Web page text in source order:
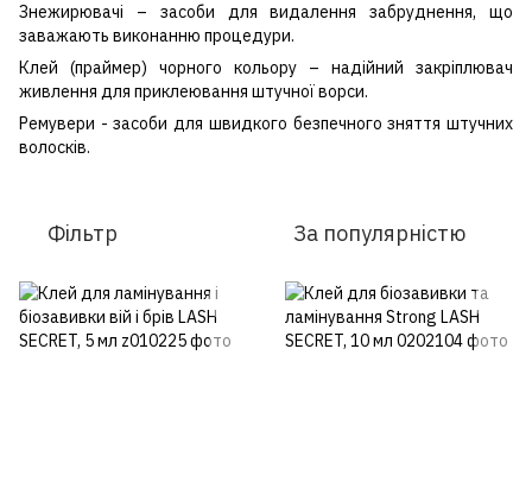
Знежирювачі – засоби для видалення забруднення, що
заважають виконанню процедури.
Клей (праймер) чорного кольору – надійний закріплювач
живлення для приклеювання штучної ворси.
Ремувери - засоби для швидкого безпечного зняття штучних
волосків.
Фільтр За популярністю